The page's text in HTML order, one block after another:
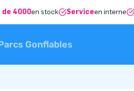
de 4000en stock Serviceen interne
Gonflables